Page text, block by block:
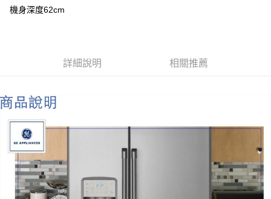
宅配
每筆NT$150，滿NT$2,000(含以上)免運費
機身深度62cm
詳細說明 相關推薦